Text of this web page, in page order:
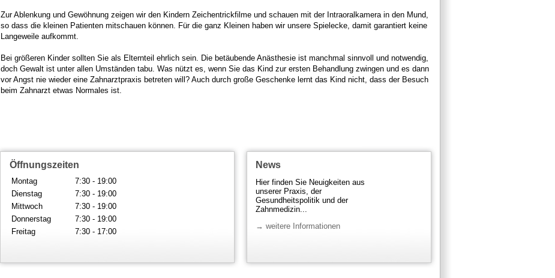
Zur Ablenkung und Gewöhnung zeigen wir den Kindern Zeichentrickfilme und schauen mit der Intraoralkamera in den Mund,
so dass die kleinen Patienten mitschauen können. Für die ganz Kleinen haben wir unsere Spielecke, damit garantiert keine
Langeweile aufkommt.
Bei größeren Kinder sollten Sie als Elternteil ehrlich sein. Die betäubende Anästhesie ist manchmal sinnvoll und notwendig,
doch Gewalt ist unter allen Umständen tabu. Was nützt es, wenn Sie das Kind zur ersten Behandlung zwingen und es dann
vor Angst nie wieder eine Zahnarztpraxis betreten will? Auch durch große Geschenke lernt das Kind nicht, dass der Besuch
beim Zahnarzt etwas Normales ist.
Öffnungszeiten
Montag
7:30 - 19:00
Dienstag
7:30 - 19:00
Mittwoch
7:30 - 19:00
Donnerstag
7:30 - 19:00
Freitag
7:30 - 17:00
News
Hier finden Sie Neuigkeiten aus
unserer Praxis, der
Gesundheitspolitik und der
Zahnmedizin...
→ weitere Informationen